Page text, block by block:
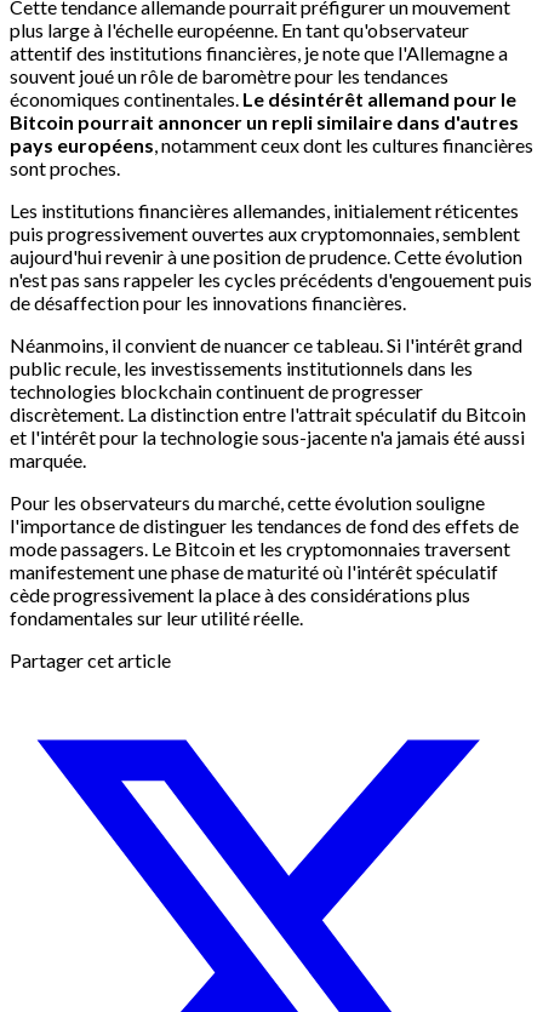
Cette tendance allemande pourrait préfigurer un mouvement
plus large à l'échelle européenne. En tant qu'observateur
attentif des institutions financières, je note que l'Allemagne a
souvent joué un rôle de baromètre pour les tendances
économiques continentales. Le désintérêt allemand pour le
Bitcoin pourrait annoncer un repli similaire dans d'autres
pays européens, notamment ceux dont les cultures financières
sont proches.
Les institutions financières allemandes, initialement réticentes
puis progressivement ouvertes aux cryptomonnaies, semblent
aujourd'hui revenir à une position de prudence. Cette évolution
n'est pas sans rappeler les cycles précédents d'engouement puis
de désaffection pour les innovations financières.
Néanmoins, il convient de nuancer ce tableau. Si l'intérêt grand
public recule, les investissements institutionnels dans les
technologies blockchain continuent de progresser
discrètement. La distinction entre l'attrait spéculatif du Bitcoin
et l'intérêt pour la technologie sous-jacente n'a jamais été aussi
marquée.
Pour les observateurs du marché, cette évolution souligne
l'importance de distinguer les tendances de fond des effets de
mode passagers. Le Bitcoin et les cryptomonnaies traversent
manifestement une phase de maturité où l'intérêt spéculatif
cède progressivement la place à des considérations plus
fondamentales sur leur utilité réelle.
Partager cet article